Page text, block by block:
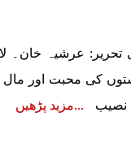
عرشیہ خان۔
کی محبت اور مال
نصیب
مزید پڑھیں